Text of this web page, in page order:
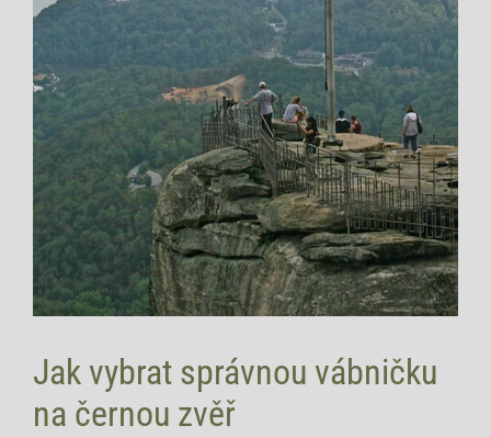
Jak vybrat správnou vábničku
na černou zvěř